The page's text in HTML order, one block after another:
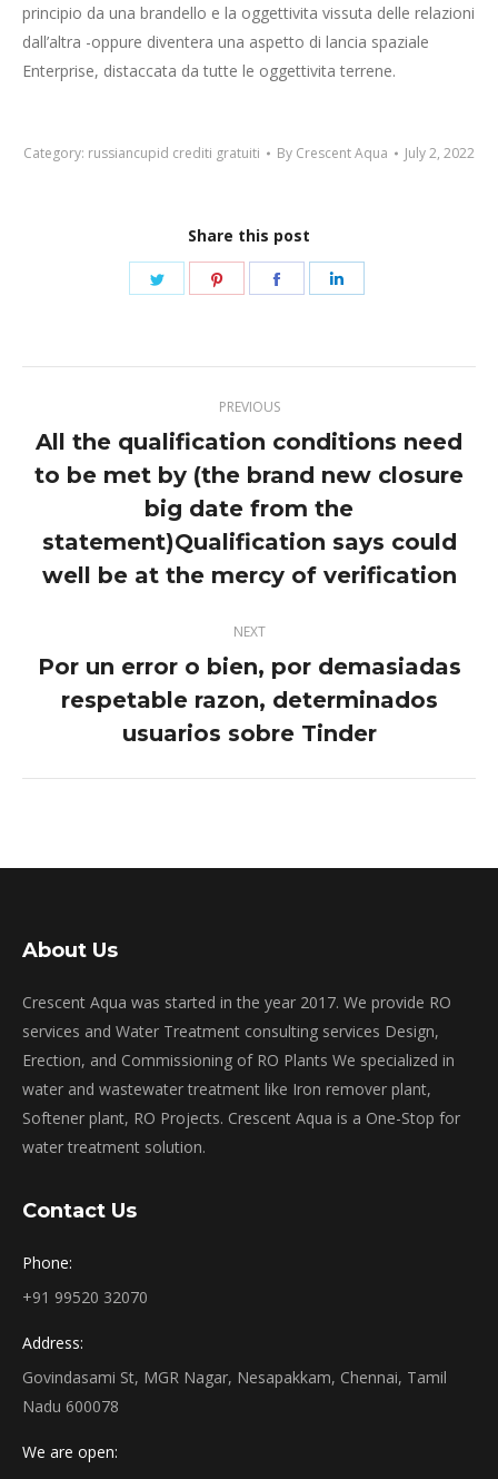
principio da una brandello e la oggettivita vissuta delle relazioni
dall’altra -oppure diventera una aspetto di lancia spaziale
Enterprise, distaccata da tutte le oggettivita terrene.
Category: russiancupid crediti gratuiti By Crescent Aqua July 2, 2022
Share this post
Share
Share
Share
navigation
PREVIOUS
Previous
post:
All the qualification conditions need
to be met by (the brand new closure
big date from the
statement)Qualification says could
well be at the mercy of verification
NEXT
Next
post:
Por un error o bien, por demasiadas
respetable razon, determinados
usuarios sobre Tinder
About Us
Crescent Aqua was started in the year 2017. We provide RO
services and Water Treatment consulting services Design,
Erection, and Commissioning of RO Plants We specialized in
water and wastewater treatment like Iron remover plant,
Softener plant, RO Projects. Crescent Aqua is a One-Stop for
water treatment solution.
Contact Us
Phone:
+91 99520 32070
Address:
Govindasami St, MGR Nagar, Nesapakkam, Chennai, Tamil
Nadu 600078
We are open: